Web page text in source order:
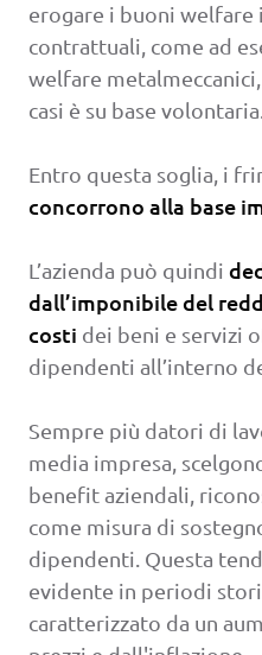
erogare i buoni welfare
contrattuali, come ad
welfare
casi è su base
Entro questa soglia, i
concorrono alla base
L’azienda può quindi
dall’imponibile del
costi dei beni e servizi
dipendenti all’interno
Sempre più datori di
media impresa,
benefit aziendali,
come misura di
dipendenti. Questa
evidente in periodi
caratterizzato da un